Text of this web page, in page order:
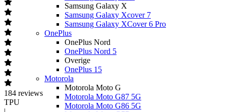
Samsung Galaxy X
Samsung Galaxy Xcover 7
Samsung Galaxy XCover 6 Pro
OnePlus
OnePlus Nord
OnePlus Nord 5
Overige
OnePlus 15
Motorola
Motorola Moto G
Motorola Moto G87 5G
Motorola Moto G86 5G
184 reviews
TPU